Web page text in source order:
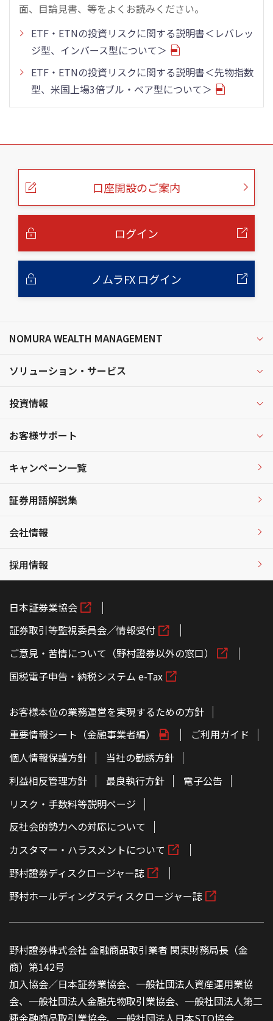
面、目論見書、等をよくお読みください。
ETF・ETNの投資リスクに関する説明書＜レバレッ
ジ型、インバース型について＞
ETF・ETNの投資リスクに関する説明書＜先物指数
型、米国上場3倍ブル・ベア型について＞
こ
口座開設のご案内
ログイン
ノムラFX ログイン
NOMURA WEALTH MANAGEMENT
ソリューション・サービス
投資情報
お客様サポート
キャンペーン一覧
証券用語解説集
会社情報
採用情報
日本証券業協会
証券取引等監視委員会／情報受付
ご意見・苦情について（野村證券以外の窓口）
国税電子申告・納税システム e-Tax
お客様本位の業務運営を実現するための方針
重要情報シート（金融事業者編）
ご利用ガイド
個人情報保護方針
当社の勧誘方針
利益相反管理方針
最良執行方針
電子公告
リスク・手数料等説明ページ
反社会的勢力への対応について
カスタマー・ハラスメントについて
野村證券ディスクロージャー誌
野村ホールディングスディスクロージャー誌
野村證券株式会社 金融商品取引業者 関東財務局長（金
商）第142号
加入協会／日本証券業協会、一般社団法人資産運用業協
会、一般社団法人金融先物取引業協会、一般社団法人第二